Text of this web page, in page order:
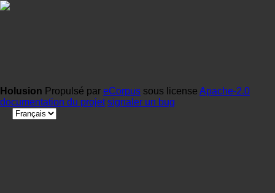
Holusion Propulsé par eCorpus sous license Apache-2.0
documentation du projet signaler un bug